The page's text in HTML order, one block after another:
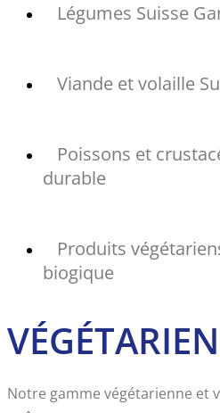
Légumes Suisse
Viande et volaille
Poissons et
durable
Produits
biogique
VÉGÉTARIEN
Notre gamme végétarienne et